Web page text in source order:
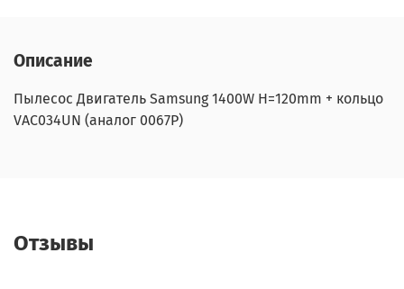
Описание
Пылесос Двигатель Samsung 1400W H=120mm + кольцо
VAC034UN (аналог 0067P)
Отзывы